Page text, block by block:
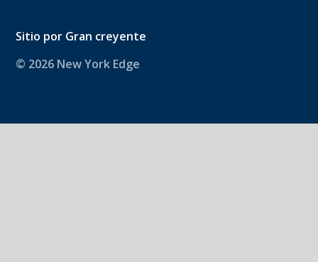
Sitio por Gran creyente
© 2026 New York Edge